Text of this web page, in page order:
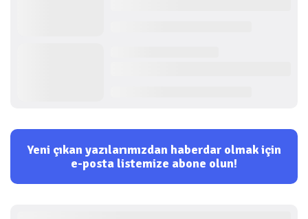
Yeni çıkan yazılarımızdan haberdar olmak için
e-posta listemize abone olun!